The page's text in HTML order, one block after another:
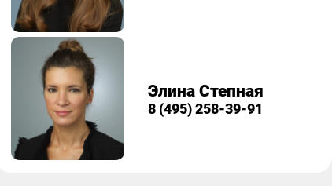
Элина Степная
8 (495) 258-39-91